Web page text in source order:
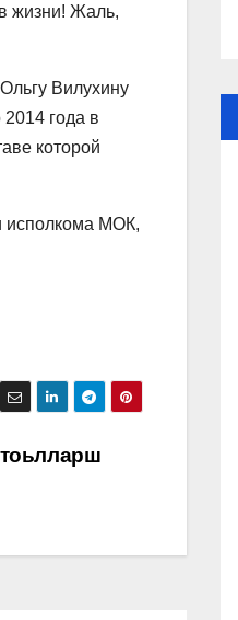
жизни! Жаль,
Вилухину
года в
которой
исполкома МОК,